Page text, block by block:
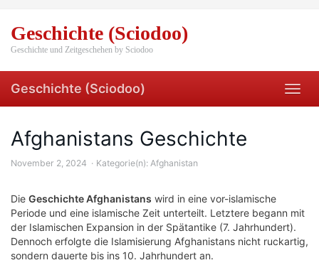
main
content
Geschichte (Sciodoo)
Geschichte und Zeitgeschehen by Sciodoo
Geschichte (Sciodoo)
Afghanistans Geschichte
November 2, 2024 Kategorie(n): Afghanistan
Die Geschichte Afghanistans wird in eine vor-islamische
Periode und eine islamische Zeit unterteilt. Letztere begann mit
der Islamischen Expansion in der Spätantike (7. Jahrhundert).
Dennoch erfolgte die Islamisierung Afghanistans nicht ruckartig,
sondern dauerte bis ins 10. Jahrhundert an.